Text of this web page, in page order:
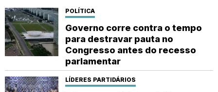
POLÍTICA
Governo corre contra o tempo
para destravar pauta no
Congresso antes do recesso
parlamentar
LÍDERES PARTIDÁRIOS